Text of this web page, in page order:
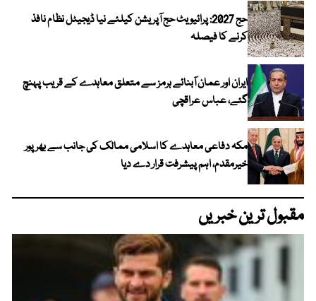
حج 2027: پرائیویٹ حج آپریشن کیلئے نیا ڈیجیٹل نظام نافذ
کرنے کا فیصلہ
ایران اور عمان آبنائے ہرمز سے متعلق معاہدے کے قریب پہنچ
گئے، عباس عراقچی
مکہ دفاعی معاہدے کا اسلامی ممالک کی جانب سے بھرپور
خیرمقدم، اہم پیشرفت قرار دے دیا
مقبول ترین خبریں